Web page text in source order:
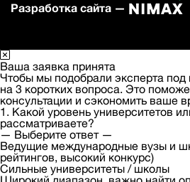
Разработка сайта —
Ваша заявка принята
Чтобы мы подобрали эксперта под
на 3 коротких вопроса. Это
консультации и сэкономить ваше
1. Какой уровень университетов
рассматриваете?
— Выберите ответ —
Ведущие международные вузы и
рейтингов, высокий конкурс)
Сильные университеты / школы